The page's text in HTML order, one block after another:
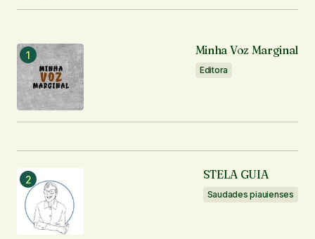
Minha Voz Marginal
Editora
STELA GUIA
Saudades piauienses